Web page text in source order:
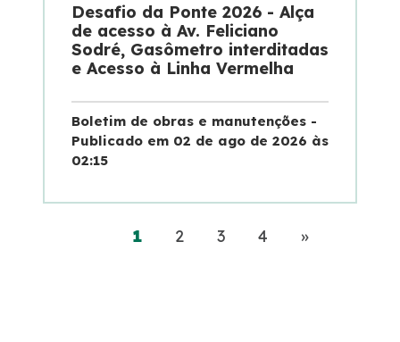
Desafio da Ponte 2026 - Alça
de acesso à Av. Feliciano
Sodré, Gasômetro interditadas
e Acesso à Linha Vermelha
Boletim de obras e manutenções -
Publicado em 02 de ago de 2026 às
02:15
1(current)
2 3 4 »Próximo